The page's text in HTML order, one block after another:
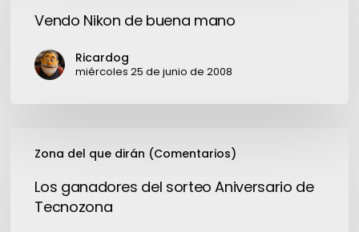
buena
mano
Vendo Nikon de buena mano
Ricardog
miércoles 25 de junio de 2008
Zona del que dirán (Comentarios)
ganadores
sorteo
Aniversario
Los ganadores del sorteo Aniversario de
Tecnozona